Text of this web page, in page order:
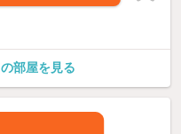
部屋を見る